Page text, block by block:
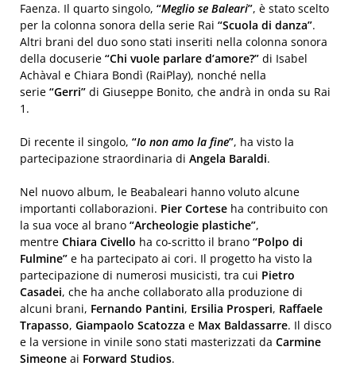
Faenza. Il quarto singolo, “Meglio se Baleari”, è stato scelto
per la colonna sonora della serie Rai “Scuola di danza”.
Altri brani del duo sono stati inseriti nella colonna sonora
della docuserie “Chi vuole parlare d’amore?” di Isabel
Achàval e Chiara Bondì (RaiPlay), nonché nella
serie “Gerri” di Giuseppe Bonito, che andrà in onda su Rai
1.
Di recente il singolo, “Io non amo la fine”, ha visto la
partecipazione straordinaria di Angela Baraldi.
Nel nuovo album, le Beabaleari hanno voluto alcune
importanti collaborazioni. Pier Cortese ha contribuito con
la sua voce al brano “Archeologie plastiche”,
mentre Chiara Civello ha co-scritto il brano “Polpo di
Fulmine” e ha partecipato ai cori. Il progetto ha visto la
partecipazione di numerosi musicisti, tra cui Pietro
Casadei, che ha anche collaborato alla produzione di
alcuni brani, Fernando Pantini, Ersilia Prosperi, Raffaele
Trapasso, Giampaolo Scatozza e Max Baldassarre. Il disco
e la versione in vinile sono stati masterizzati da Carmine
Simeone ai Forward Studios.